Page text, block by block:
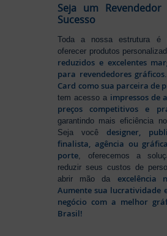
Seja um
Sucesso
Toda a nossa estrutura é
oferecer produtos
reduzidos e excelentes
para revendedores gráficos
Card como sua parceira de
tem acesso a impressos de
preços competitivos e
garantindo mais eficiência
Seja vocêdesigner,
finalista, agência ou
porte, oferecemos a
reduzir seus custos de
abrir mão da excelência
Aumente sua lucratividade
negócio com a melhor
Brasil!